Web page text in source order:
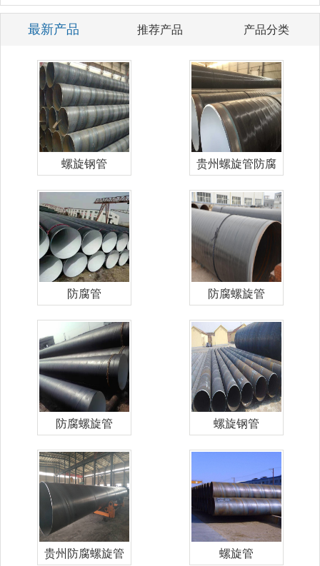
最新产品 推荐产品 产品分类
螺旋钢管 贵州螺旋管防腐
防腐管 防腐螺旋管
防腐螺旋管 螺旋钢管
贵州防腐螺旋管 螺旋管